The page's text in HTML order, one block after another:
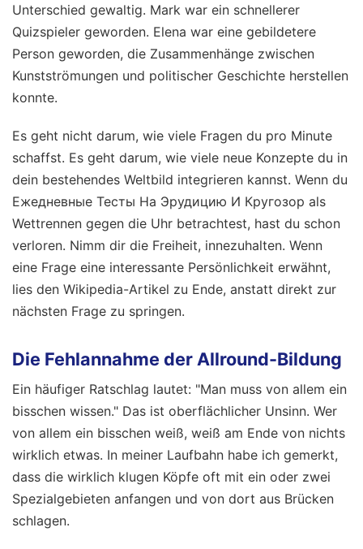
Unterschied gewaltig. Mark war ein schnellerer
Quizspieler geworden. Elena war eine gebildetere
Person geworden, die Zusammenhänge zwischen
Kunstströmungen und politischer Geschichte herstellen
konnte.
Es geht nicht darum, wie viele Fragen du pro Minute
schaffst. Es geht darum, wie viele neue Konzepte du in
dein bestehendes Weltbild integrieren kannst. Wenn du
Ежедневные Тесты На Эрудицию И Кругозор als
Wettrennen gegen die Uhr betrachtest, hast du schon
verloren. Nimm dir die Freiheit, innezuhalten. Wenn
eine Frage eine interessante Persönlichkeit erwähnt,
lies den Wikipedia-Artikel zu Ende, anstatt direkt zur
nächsten Frage zu springen.
Die Fehlannahme der Allround-Bildung
Ein häufiger Ratschlag lautet: "Man muss von allem ein
bisschen wissen." Das ist oberflächlicher Unsinn. Wer
von allem ein bisschen weiß, weiß am Ende von nichts
wirklich etwas. In meiner Laufbahn habe ich gemerkt,
dass die wirklich klugen Köpfe oft mit ein oder zwei
Spezialgebieten anfangen und von dort aus Brücken
schlagen.